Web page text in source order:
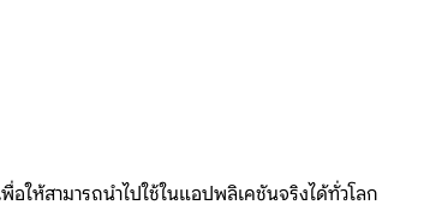
ให้สามารถนำไปใช้ในแอปพลิเคชันจริงได้ทั่วโลก